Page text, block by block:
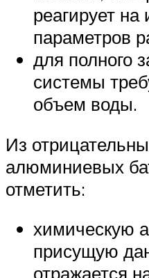
реагирует
параметров
для полного
системы
объем воды.
Из
алюминиевых
отметить:
химическую
присущую
отражается